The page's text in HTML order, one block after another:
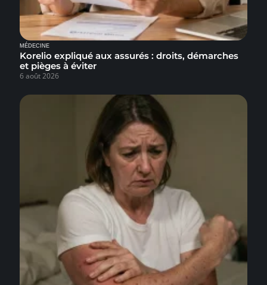
MÉDECINE
Korelio expliqué aux assurés : droits, démarches
et pièges à éviter
6 août 2026